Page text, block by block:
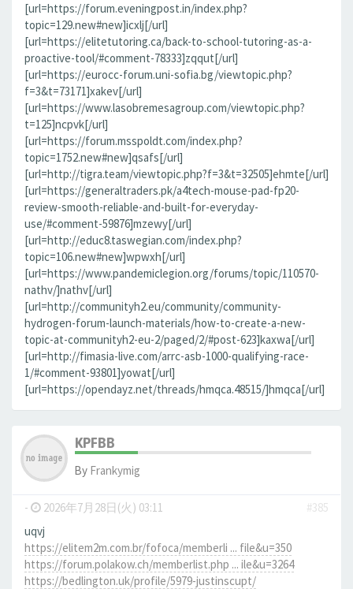
[url=https://forum.eveningpost.in/index.php?
topic=129.new#new]icxlj[/url]
[url=https://elitetutoring.ca/back-to-school-tutoring-as-a-
proactive-tool/#comment-78333]zqqut[/url]
[url=https://eurocc-forum.uni-sofia.bg/viewtopic.php?
f=3&t=73171]xakev[/url]
[url=https://www.lasobremesagroup.com/viewtopic.php?
t=125]ncpvk[/url]
[url=https://forum.msspoldt.com/index.php?
topic=1752.new#new]qsafs[/url]
[url=http://tigra.team/viewtopic.php?f=3&t=32505]ehmte[/url]
[url=https://generaltraders.pk/a4tech-mouse-pad-fp20-
review-smooth-reliable-and-built-for-everyday-
use/#comment-59876]mzewy[/url]
[url=http://educ8.taswegian.com/index.php?
topic=106.new#new]wpwxh[/url]
[url=https://www.pandemiclegion.org/forums/topic/110570-
nathv/]nathv[/url]
[url=http://communityh2.eu/community/community-
hydrogen-forum-launch-materials/how-to-create-a-new-
topic-at-communityh2-eu-2/paged/2/#post-623]kaxwa[/url]
[url=http://fimasia-live.com/arrc-asb-1000-qualifying-race-
1/#comment-93801]yowat[/url]
[url=https://opendayz.net/threads/hmqca.48515/]hmqca[/url]
KPFBB
By Frankymig
- 2026年7月28日(火) 03:11
#385
uqvj
https://elitem2m.com.br/fofoca/memberli ... file&u=350
https://forum.polakow.ch/memberlist.php ... ile&u=3264
https://bedlington.uk/profile/5979-justinscupt/